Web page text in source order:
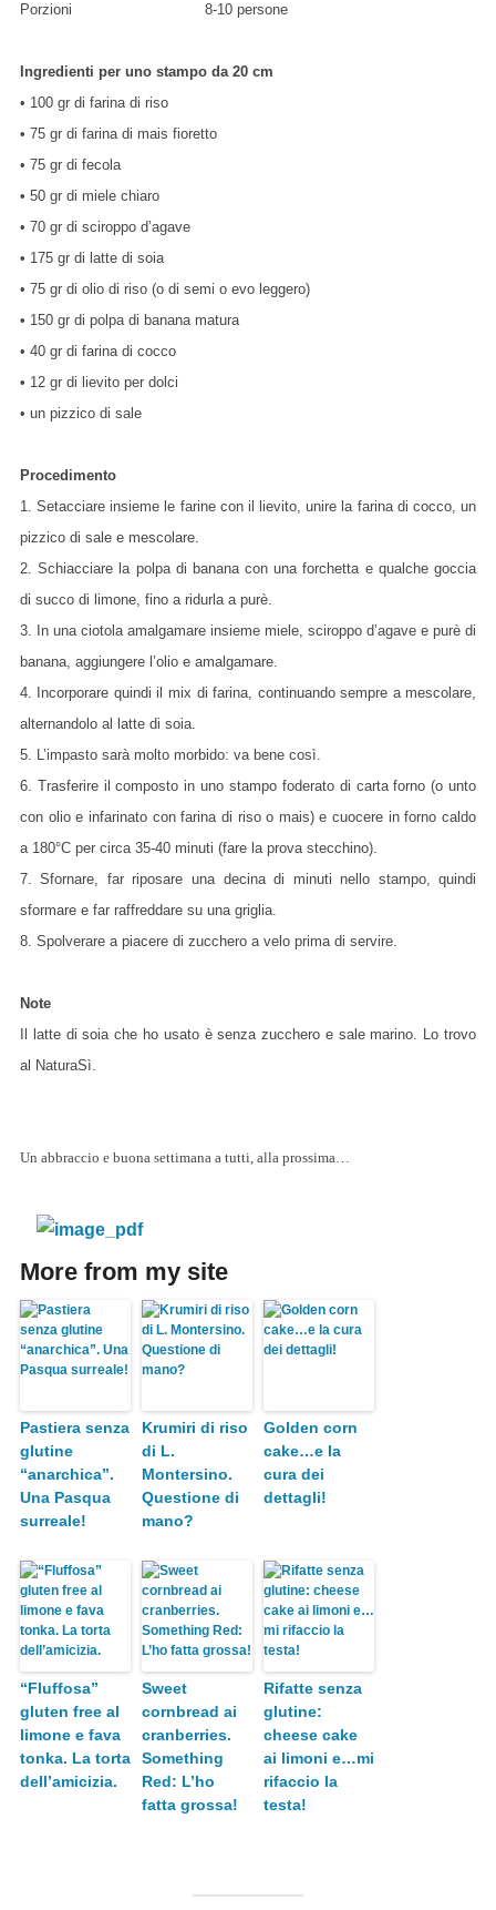
Porzioni 8-10 persone
Ingredienti per uno stampo da 20 cm
• 100 gr di farina di riso
• 75 gr di farina di mais fioretto
• 75 gr di fecola
• 50 gr di miele chiaro
• 70 gr di sciroppo d’agave
• 175 gr di latte di soia
• 75 gr di olio di riso (o di semi o evo leggero)
• 150 gr di polpa di banana matura
• 40 gr di farina di cocco
• 12 gr di lievito per dolci
• un pizzico di sale
Procedimento
1. Setacciare insieme le farine con il lievito, unire la farina di cocco, un
pizzico di sale e mescolare.
2. Schiacciare la polpa di banana con una forchetta e qualche goccia
di succo di limone, fino a ridurla a purè.
3. In una ciotola amalgamare insieme miele, sciroppo d’agave e purè di
banana, aggiungere l’olio e amalgamare.
4. Incorporare quindi il mix di farina, continuando sempre a mescolare,
alternandolo al latte di soia.
5. L’impasto sarà molto morbido: va bene così.
6. Trasferire il composto in uno stampo foderato di carta forno (o unto
con olio e infarinato con farina di riso o mais) e cuocere in forno caldo
a 180°C per circa 35-40 minuti (fare la prova stecchino).
7. Sfornare, far riposare una decina di minuti nello stampo, quindi
sformare e far raffreddare su una griglia.
8. Spolverare a piacere di zucchero a velo prima di servire.
Note
Il latte di soia che ho usato è senza zucchero e sale marino. Lo trovo
al NaturaSì.
Un abbraccio e buona settimana a tutti, alla prossima…
More from my site
Pastiera senza
glutine
“anarchica”.
Una Pasqua
surreale!
Krumiri di riso
di L.
Montersino.
Questione di
mano?
Golden corn
cake…e la
cura dei
dettagli!
“Fluffosa”
gluten free al
limone e fava
tonka. La torta
dell’amicizia.
Sweet
cornbread ai
cranberries.
Something
Red: L’ho
fatta grossa!
Rifatte senza
glutine:
cheese cake
ai limoni e…mi
rifaccio la
testa!